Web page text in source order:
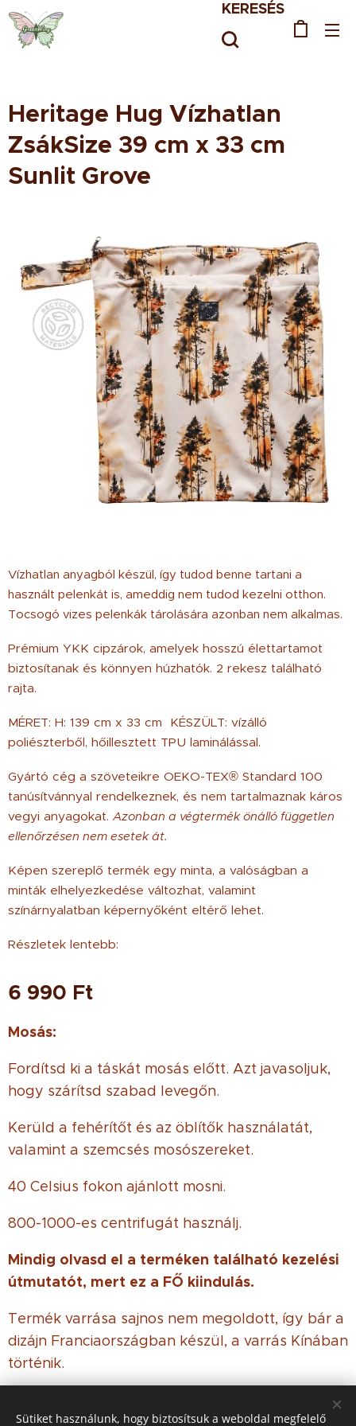
KERESÉS
Heritage Hug Vízhatlan
ZsákSize 39 cm x 33 cm
Sunlit Grove
Vízhatlan anyagból készül, így tudod benne tartani a
használt pelenkát is, ameddig nem tudod kezelni otthon.
Tocsogó vizes pelenkák tárolására azonban nem alkalmas.
Prémium YKK cipzárok, amelyek hosszú élettartamot
biztosítanak és könnyen húzhatók. 2 rekesz található
rajta.
MÉRET: H: 139 cm x 33 cm KÉSZÜLT: vízálló
poliészterből, hőillesztett TPU laminálással.
Gyártó cég a szöveteikre OEKO-TEX® Standard 100
tanúsítvánnyal rendelkeznek, és nem tartalmaznak káros
vegyi anyagokat. Azonban a végtermék önálló független
ellenőrzésen nem esetek át.
Képen szereplő termék egy minta, a valóságban a
minták elhelyezkedése változhat, valamint
színárnyalatban képernyőként eltérő lehet.
Részletek lentebb:
6 990 Ft
Mosás:
Fordítsd ki a táskát mosás előtt. Azt javasoljuk,
hogy szárítsd szabad levegőn.
Kerüld a fehérítőt és az öblítők használatát,
valamint a szemcsés mosószereket.
40 Celsius fokon ajánlott mosni.
800-1000-es centrifugát használj.
Mindig olvasd el a terméken található kezelési
útmutatót, mert ez a FŐ kiindulás.
Termék varrása sajnos nem megoldott, így bár a
dizájn Franciaországban készül, a varrás Kínában
történik.
Sütiket használunk, hogy biztosítsuk a weboldal megfelelő